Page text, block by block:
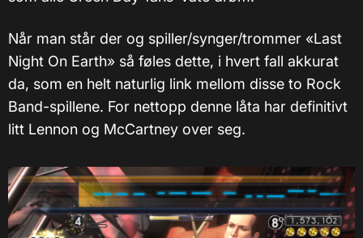
Når man står der og spiller/synger/trommer «Last
Night On Earth» så føles dette, i hvert fall akkurat
da, som en helt naturlig link mellom disse to Rock
Band-spillene. For nettopp denne låta har definitivt
litt Lennon og McCartney over seg.